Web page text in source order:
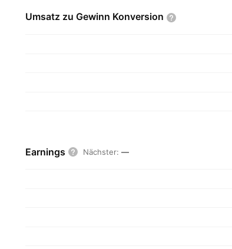
Umsatz zu Gewinn Konversion
Earnings Nächster: —